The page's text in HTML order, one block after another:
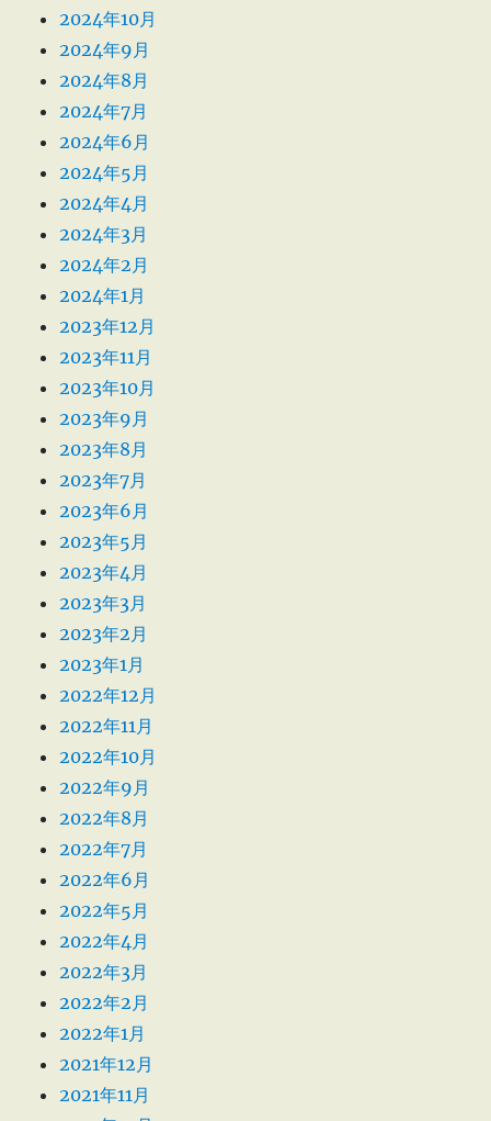
2024年10月
2024年9月
2024年8月
2024年7月
2024年6月
2024年5月
2024年4月
2024年3月
2024年2月
2024年1月
2023年12月
2023年11月
2023年10月
2023年9月
2023年8月
2023年7月
2023年6月
2023年5月
2023年4月
2023年3月
2023年2月
2023年1月
2022年12月
2022年11月
2022年10月
2022年9月
2022年8月
2022年7月
2022年6月
2022年5月
2022年4月
2022年3月
2022年2月
2022年1月
2021年12月
2021年11月